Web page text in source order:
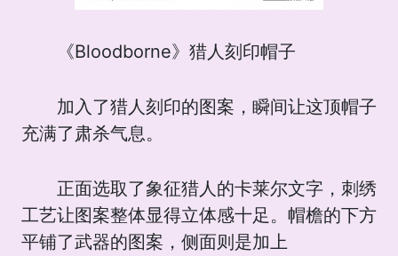
《Bloodborne》猎人刻印帽子
加入了猎人刻印的图案，瞬间让这顶帽子
充满了肃杀气息。
正面选取了象征猎人的卡莱尔文字，刺绣
工艺让图案整体显得立体感十足。帽檐的下方
平铺了武器的图案，侧面则是加上